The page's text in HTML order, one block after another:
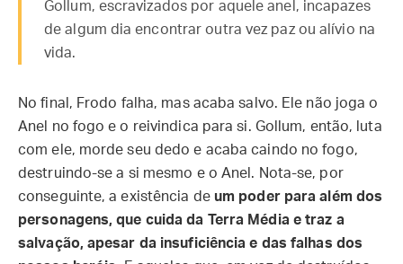
Gollum, escravizados por aquele anel, incapazes
de algum dia encontrar outra vez paz ou alívio na
vida.
No final, Frodo falha, mas acaba salvo. Ele não joga o
Anel no fogo e o reivindica para si. Gollum, então, luta
com ele, morde seu dedo e acaba caindo no fogo,
destruindo-se a si mesmo e o Anel. Nota-se, por
conseguinte, a existência de um poder para além dos
personagens, que cuida da Terra Média e traz a
salvação, apesar da insuficiência e das falhas dos